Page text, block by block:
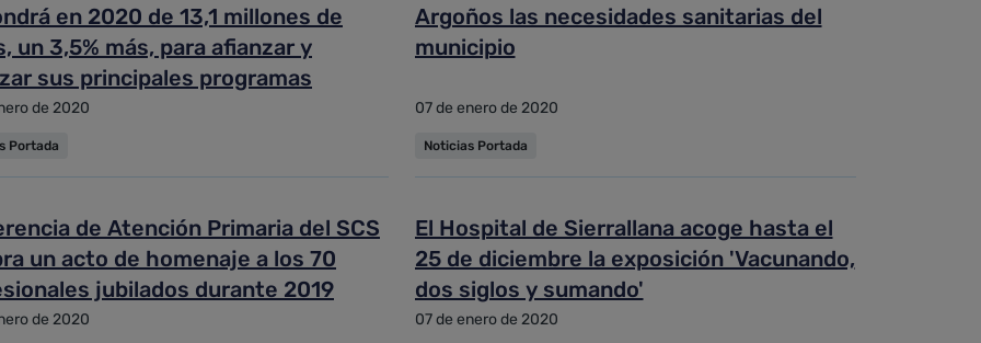
en 2020 de 13,1 millones de
un 3,5% más, para afianzar y
sus principales programas
de 2020
Portada
Argoños las necesidades sanitarias del
municipio
07 de enero de 2020
Noticias Portada
de Atención Primaria del SCS
un acto de homenaje a los 70
jubilados durante 2019
de 2020
El Hospital de Sierrallana acoge hasta el
25 de diciembre la exposición 'Vacunando,
dos siglos y sumando'
07 de enero de 2020